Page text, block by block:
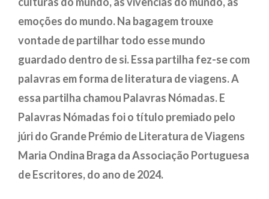
emoções do mundo. Na bagagem trouxe
vontade de partilhar todo esse mundo
guardado dentro de si. Essa partilha fez-se com
palavras em forma de literatura de viagens. A
essa partilha chamou Palavras Nómadas. E
Palavras Nómadas foi o título premiado pelo
júri do Grande Prémio de Literatura de Viagens
Maria Ondina Braga da Associação Portuguesa
de Escritores, do ano de 2024.